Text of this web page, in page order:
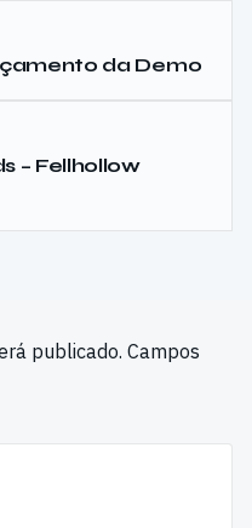
da Demo
– Fellhollow
publicado. Campos